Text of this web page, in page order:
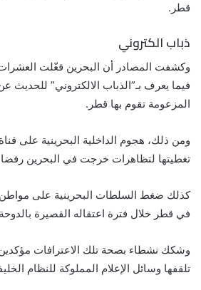
قطر.
ذباب الكتروني
وكشفت المصادر أن البحرين فعّلت
فيما يعرف بـ”الذباب الالكتروني”
المزعومة تقوم بها قطر.
ومن ذلك، هجوم الداخلية البحرينية على
تغطيتها لتظاهرات خرجت في البحرين رفضا
كذلك ضغط السلطات البحرينية على مواطن
في قطر خلال فترة اعتقاله القصيرة
وشكك نشطاء بصحة تلك الاعترافات مؤكدين
تلقفها وسائل الإعلام المملوكة للنظام